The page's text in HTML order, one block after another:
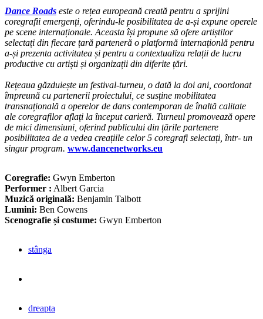
Dance Roads este o rețea europeană creată pentru a sprijini
coregrafii emergenți, oferindu-le posibilitatea de a-și expune operele
pe scene internaționale. Aceasta își propune să ofere artiștilor
selectați din fiecare țară parteneră o platformă internaționlă pentru
a-și prezenta activitatea și pentru a contextualiza relații de lucru
productive cu artiști și organizații din diferite țări.
Rețeaua găzduiește un festival-turneu, o dată la doi ani, coordonat
împreună cu partenerii proiectului, ce susține mobilitatea
transnațională a operelor de dans contemporan de înaltă calitate
ale coregrafilor aflați la început carieră. Turneul promovează opere
de mici dimensiuni, oferind publicului din țările partenere
posibilitatea de a vedea creațiile celor 5 coregrafi selectați, într- un
singur program. www.dancenetworks.eu
Coregrafie: Gwyn Emberton
Performer : Albert Garcia
Muzică originală: Benjamin Talbott
Lumini: Ben Cowens
Scenografie și costume: Gwyn Emberton
stânga
dreapta